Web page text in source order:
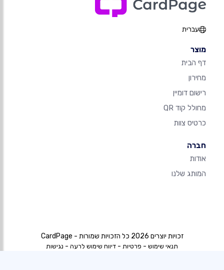
עברית
מוצר
דף הבית
מחירון
רישום דומיין
מחולל קוד QR
כרטיס צוות
חברה
אודות
המותג שלנו
זכויות יוצרים 2026 כל הזכויות שמורות - CardPage
תנאי שימוש - פרטיות - דיווח שימוש לרעה - נגישות